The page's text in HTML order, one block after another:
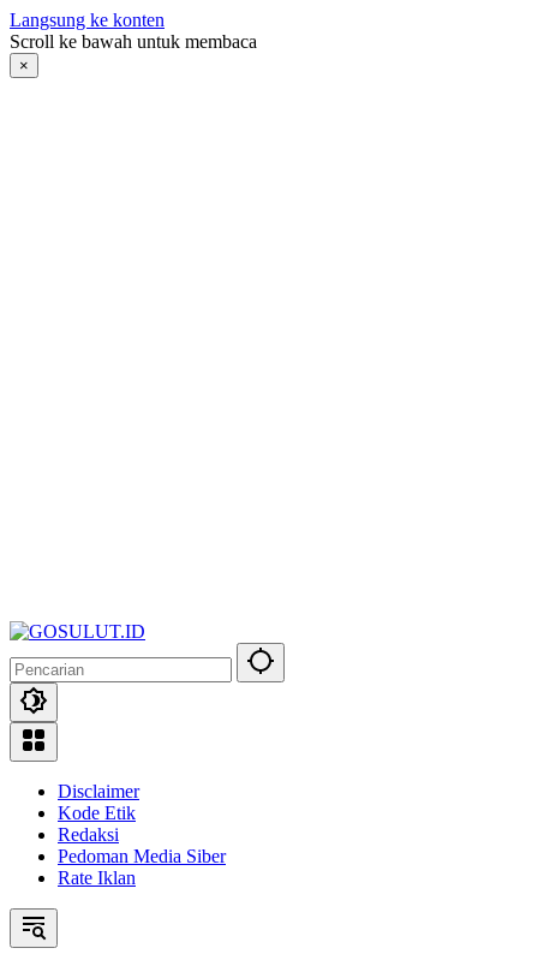
Langsung ke konten
Scroll ke bawah untuk membaca
×
Disclaimer
Kode Etik
Redaksi
Pedoman Media Siber
Rate Iklan